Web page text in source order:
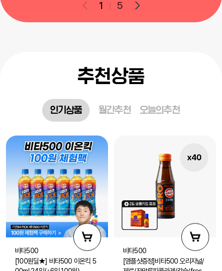
1 5
추천상품
인기상품 월간추천 오늘의추천
비타500
[100원딜★] 비타500 이온킥 5
비타500
[앰플샷증정]비타500 오리지널/